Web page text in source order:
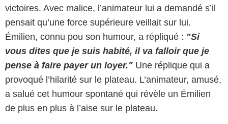
victoires. Avec malice, l’animateur lui a demandé s’il
pensait qu’une force supérieure veillait sur lui.
Émilien, connu pou son humour, a répliqué : "Si
vous dites que je suis habité, il va falloir que je
pense à faire payer un loyer." Une réplique qui a
provoqué l’hilarité sur le plateau. L’animateur, amusé,
a salué cet humour spontané qui révèle un Émilien
de plus en plus à l’aise sur le plateau.